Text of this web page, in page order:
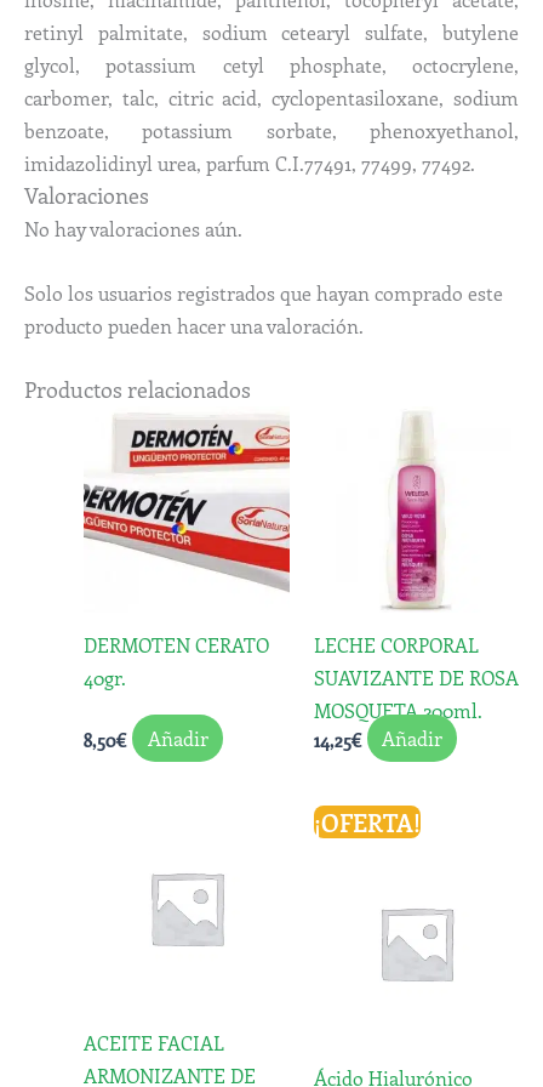
retinyl palmitate, sodium cetearyl sulfate, butylene
glycol, potassium cetyl phosphate, octocrylene,
carbomer, talc, citric acid, cyclopentasiloxane, sodium
benzoate, potassium sorbate, phenoxyethanol,
imidazolidinyl urea, parfum C.I.77491, 77499, 77492.
Valoraciones
No hay valoraciones aún.
Solo los usuarios registrados que hayan comprado este
producto pueden hacer una valoración.
Productos relacionados
DERMOTEN CERATO
40gr.
8,50€ Añadir
LECHE CORPORAL
SUAVIZANTE DE ROSA
MOSQUETA 200ml.
14,25€ Añadir
ACEITE FACIAL
ARMONIZANTE DE
¡OFERTA!
Ácido Hialurónico
El
precio
19,90€.
El
precio
11,50€.